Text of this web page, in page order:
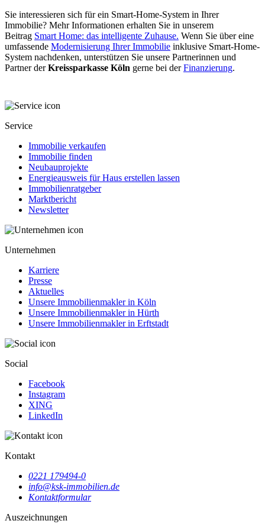
Sie interessieren sich für ein Smart-Home-System in Ihrer
Immobilie? Mehr Informationen erhalten Sie in unserem
Beitrag Smart Home: das intelligente Zuhause. Wenn Sie über eine
umfassende Modernisierung Ihrer Immobilie inklusive Smart-Home-
System nachdenken, unterstützen Sie unsere Partnerinnen und
Partner derKreissparkasse Köln gerne bei derFinanzierung.
Service
Immobilie verkaufen
Immobilie finden
Neubauprojekte
Energieausweis für Haus erstellen lassen
Immobilienratgeber
Marktbericht
Newsletter
Unternehmen
Karriere
Presse
Aktuelles
Unsere Immobilienmakler in Köln
Unsere Immobilienmakler in Hürth
Unsere Immobilienmakler in Erftstadt
Social
Facebook
Instagram
XING
LinkedIn
Kontakt
0221 179494-0
info@ksk-immobilien.de
Kontaktformular
Auszeichnungen